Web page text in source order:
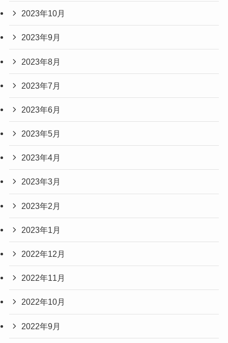
2023年10月
2023年9月
2023年8月
2023年7月
2023年6月
2023年5月
2023年4月
2023年3月
2023年2月
2023年1月
2022年12月
2022年11月
2022年10月
2022年9月